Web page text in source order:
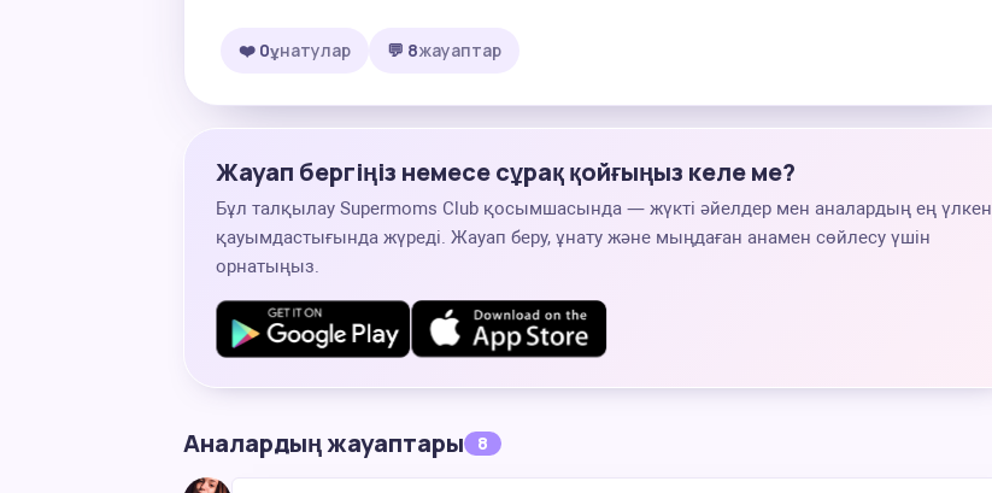
❤️ 0ұнатулар 💬 8жауаптар
Жауап бергіңіз немесе сұрақ қойғыңыз келе ме?
Бұл талқылау Supermoms Club қосымшасында — жүкті әйелдер мен аналардың ең үлкен
қауымдастығында жүреді. Жауап беру, ұнату және мыңдаған анамен сөйлесу үшін
орнатыңыз.
Аналардың жауаптары 8